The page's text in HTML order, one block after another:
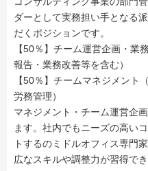
ダーとして実務担い手となる
だくポジションです。
【50％】チーム運営企画・業
報告・業務改善等を含む）
【50％】チームマネジメント
労務管理）
マネジメント・チーム運営企
ます。社内でもニーズの高い
トするのミドルオフィス専門
広なスキルや調整力が習得でき